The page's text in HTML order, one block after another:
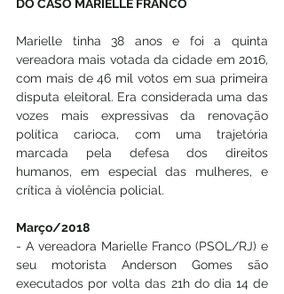
DO CASO MARIELLE FRANCO
Marielle tinha 38 anos e foi a quinta
vereadora mais votada da cidade em 2016,
com mais de 46 mil votos em sua primeira
disputa eleitoral. Era considerada uma das
vozes mais expressivas da renovação
política carioca, com uma trajetória
marcada pela defesa dos direitos
humanos, em especial das mulheres, e
crítica à violência policial.
Março/2018
- A vereadora Marielle Franco (PSOL/RJ) e
seu motorista Anderson Gomes são
executados por volta das 21h do dia 14 de